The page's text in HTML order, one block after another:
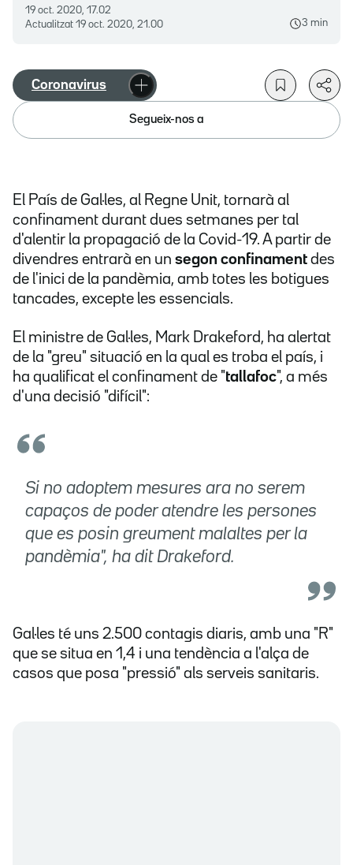
19 oct. 2020, 17.02
Actualitzat 19 oct. 2020, 21.00 3 min
Coronavirus
Segueix-nos a
El País de Gal·les, al Regne Unit, tornarà al
confinament durant dues setmanes per tal
d'alentir la propagació de la Covid-19. A partir de
divendres entrarà en un segon confinament des
de l'inici de la pandèmia, amb totes les botigues
tancades, excepte les essencials.
El ministre de Gal·les, Mark Drakeford, ha alertat
de la "greu" situació en la qual es troba el país, i
ha qualificat el confinament de "tallafoc", a més
d'una decisió "difícil":
Si no adoptem mesures ara no serem
capaços de poder atendre les persones
que es posin greument malaltes per la
pandèmia", ha dit Drakeford.
Gal·les té uns 2.500 contagis diaris, amb una "R"
que se situa en 1,4 i una tendència a l'alça de
casos que posa "pressió" als serveis sanitaris.